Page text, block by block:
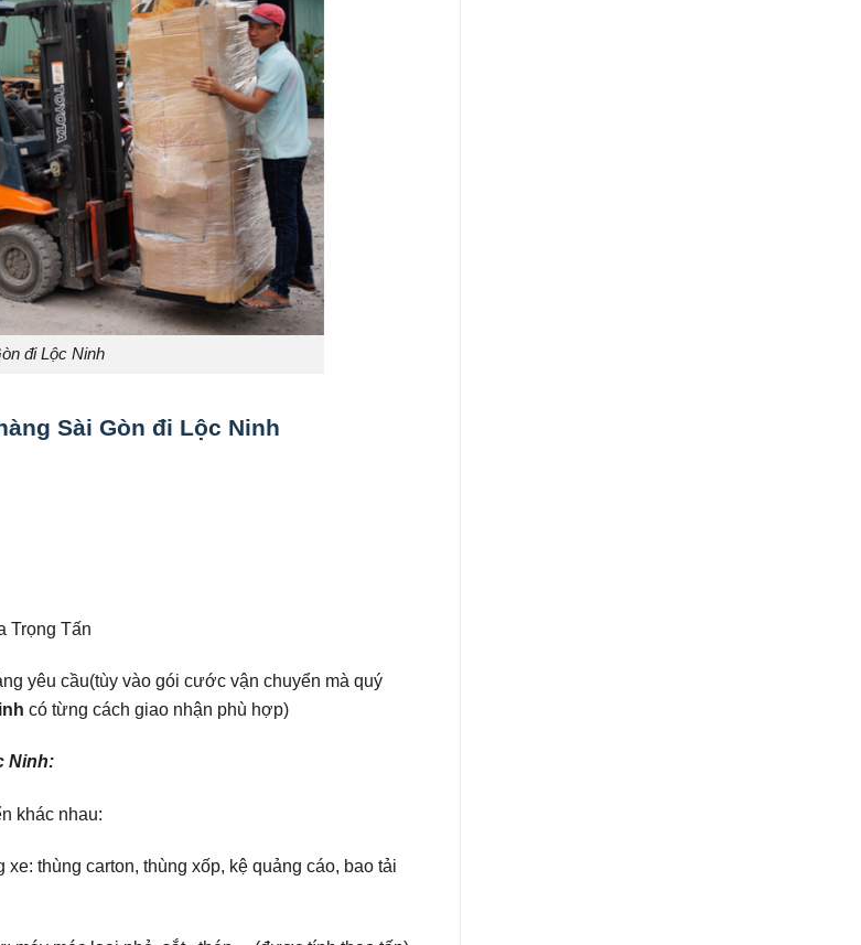
đi Lộc Ninh
Sài Gòn đi Lộc Ninh
Trọng Tấn
yêu cầu(tùy vào gói cước vận chuyển mà quý
có từng cách giao nhận phù hợp)
Ninh:
khác nhau:
thùng carton, thùng xốp, kệ quảng cáo, bao tải